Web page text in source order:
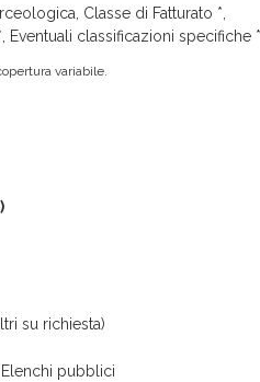
Classe di Fatturato *,
Eventuali classificazioni specifiche *
variabile.
su richiesta)
pubblici